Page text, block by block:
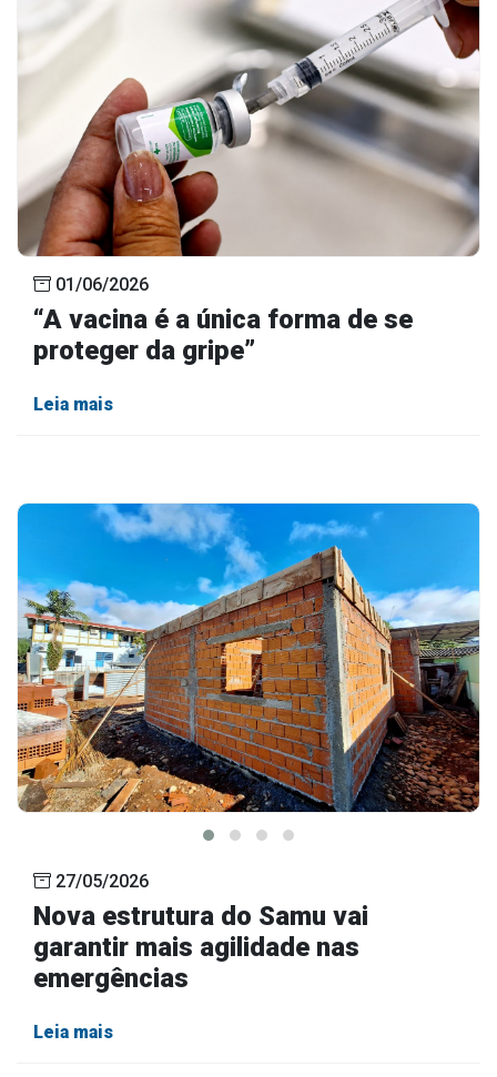
01/06/2026
“A vacina é a única forma de se
proteger da gripe”
Leia mais
27/05/2026
Nova estrutura do Samu vai
garantir mais agilidade nas
emergências
Leia mais